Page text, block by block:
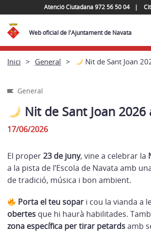
Atenció Ciutadana 972 56 50 04
Web oficial de l'Ajuntament de Navata
Inici General Nit de Sant Joan
General
Nit de Sant Joan 2026
17/06/2026
El proper23 de juny, vine a celebrar la
a la pista de l’Escola de Navata amb
de tradició, música i bon ambient.
Porta el teu sopar i cou la vianda a
obertes que hi haurà habilitades.
zona específica per tirar petardsamb